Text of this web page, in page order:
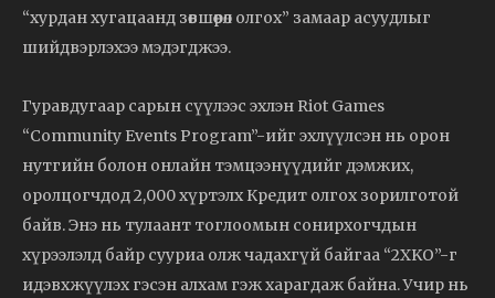
“хурдан хугацаанд зөвшөөрөл олгох” замаар асуудлыг
шийдвэрлэхээ мэдэгджээ.
Гуравдугаар сарын сүүлээс эхлэн Riot Games
“Community Events Program”-ийг эхлүүлсэн нь орон
нутгийн болон онлайн тэмцээнүүдийг дэмжих,
оролцогчдод 2,000 хүртэлх Кредит олгох зорилготой
байв. Энэ нь тулаант тоглоомын сонирхогчдын
хүрээлэлд байр сууриа олж чадахгүй байгаа “2XKO”-г
идэвхжүүлэх гэсэн алхам гэж харагдаж байна. Учир нь